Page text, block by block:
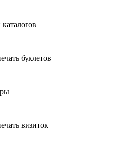
буклетов
визиток